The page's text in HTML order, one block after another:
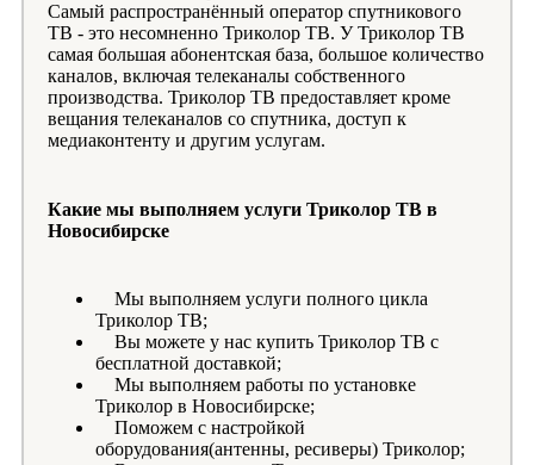
Самый распространённый оператор спутникового
ТВ - это несомненно Триколор ТВ. У Триколор ТВ
самая большая абонентская база, большое количество
каналов, включая телеканалы собственного
производства. Триколор ТВ предоставляет кроме
вещания телеканалов со спутника, доступ к
медиаконтенту и другим услугам.
Какие мы выполняем услуги Триколор ТВ в
Новосибирске
Мы выполняем услуги полного цикла
Триколор ТВ;
Вы можете у нас купить Триколор ТВ с
бесплатной доставкой;
Мы выполняем работы по установке
Триколор в Новосибирске;
Поможем с настройкой
оборудования(антенны, ресиверы) Триколор;